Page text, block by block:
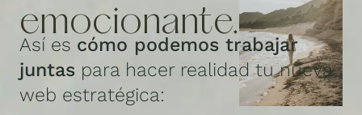
emocionante.
Así es cómo podemos trabajar
juntas para hacer realidad tu nueva
web estratégica: